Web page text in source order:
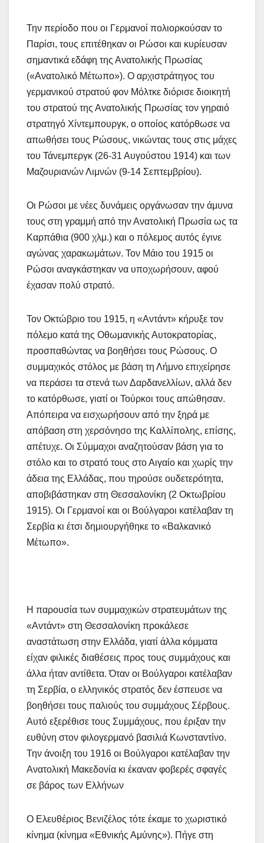
Την περίοδο που οι Γερμανοί πολιορκούσαν το
Παρίσι, τους επιτέθηκαν οι Ρώσοι και κυρίευσαν
σημαντικά εδάφη της Ανατολικής Πρωσίας
(«Ανατολικό Μέτωπο»). Ο αρχιστράτηγος του
γερμανικού στρατού φον Μόλτκε διόρισε διοικητή
του στρατού της Ανατολικής Πρωσίας τον γηραιό
στρατηγό Χίντεμπουργκ, ο οποίος κατόρθωσε να
απωθήσει τους Ρώσους, νικώντας τους στις μάχες
του Τάνεμπεργκ (26-31 Αυγούστου 1914) και των
Μαζουριανών Λιμνών (9-14 Σεπτεμβρίου).
Οι Ρώσοι με νέες δυνάμεις οργάνωσαν την άμυνα
τους στη γραμμή από την Ανατολική Πρωσία ως τα
Καρπάθια (900 χλμ.) και ο πόλεμος αυτός έγινε
αγώνας χαρακωμάτων. Τον Μάιο του 1915 οι
Ρώσοι αναγκάστηκαν να υποχωρήσουν, αφού
έχασαν πολύ στρατό.
Τον Οκτώβριο του 1915, η «Αντάντ» κήρυξε τον
πόλεμο κατά της Οθωμανικής Αυτοκρατορίας,
προσπαθώντας να βοηθήσει τους Ρώσους. Ο
συμμαχικός στόλος με βάση τη Λήμνο επιχείρησε
να περάσει τα στενά των Δαρδανελλίων, αλλά δεν
το κατόρθωσε, γιατί οι Τούρκοι τους απώθησαν.
Απόπειρα να εισχωρήσουν από την ξηρά με
απόβαση στη χερσόνησο της Καλλίπολης, επίσης,
απέτυχε. Οι Σύμμαχοι αναζητούσαν βάση για το
στόλο και το στρατό τους στο Αιγαίο και χωρίς την
άδεια της Ελλάδας, που τηρούσε ουδετερότητα,
αποβιβάστηκαν στη Θεσσαλονίκη (2 Οκτωβρίου
1915). Οι Γερμανοί και οι Βούλγαροι κατέλαβαν τη
Σερβία κι έτσι δημιουργήθηκε το «Βαλκανικό
Μέτωπο».
Η παρουσία των συμμαχικών στρατευμάτων της
«Αντάντ» στη Θεσσαλονίκη προκάλεσε
αναστάτωση στην Ελλάδα, γιατί άλλα κόμματα
είχαν φιλικές διαθέσεις προς τους συμμάχους και
άλλα ήταν αντίθετα. Όταν οι Βούλγαροι κατέλαβαν
τη Σερβία, ο ελληνικός στρατός δεν έσπευσε να
βοηθήσει τους παλιούς του συμμάχους Σέρβους.
Αυτό εξερέθισε τους Συμμάχους, που έριξαν την
ευθύνη στον φιλογερμανό βασιλιά Κωνσταντίνο.
Την άνοιξη του 1916 οι Βούλγαροι κατέλαβαν την
Ανατολική Μακεδονία κι έκαναν φοβερές σφαγές
σε βάρος των Ελλήνων
Ο Ελευθέριος Βενιζέλος τότε έκαμε το χωριστικό
κίνημα (κίνημα «Εθνικής Αμύνης»). Πήγε στη